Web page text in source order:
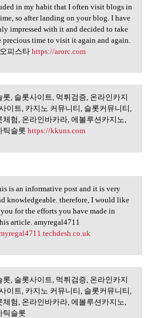
in my habit that I often visit blogs in
so after landing on your blog. I have
impressed with it and decided to take
precious time to visit it again and again.
피스타 https://arorc.com
롯, 슬롯사이트, 먹튀검
인카지노,
롯, 슬롯사이트, 먹튀검증, 온라인카지
이트, 카지노 커뮤니티, 슬롯커뮤니티,
체험, 온라인바카라, 에볼루션카지노,
틱슬롯 https://kkuns.com
is an
is an informative post and it is very
knowledgeable. therefore, I would like
for the efforts you have made in
article. amyregal4711
롯, 슬롯사이트, 먹튀검
인카지노,
롯, 슬롯사이트, 먹튀검증, 온라인카지
이트, 카지노 커뮤니티, 슬롯커뮤니티,
체험, 온라인바카라, 에볼루션카지노,
틱슬롯